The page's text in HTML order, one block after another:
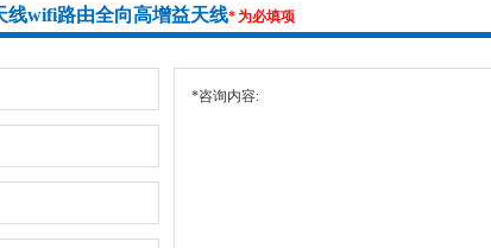
线wifi路由全向高增益天线* 为必填项